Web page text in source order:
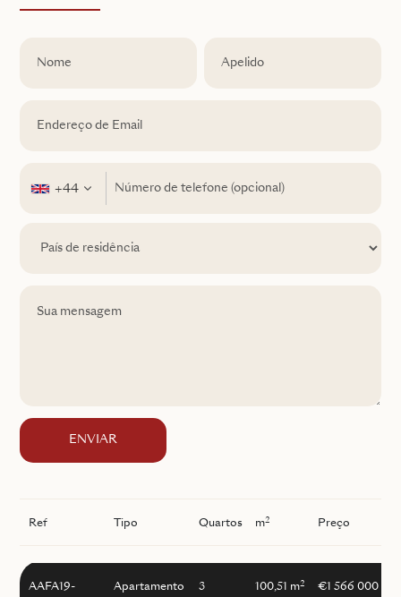
+44
ENVIAR
Ref Tipo Quartos m2 Preço
AAFA19- Apartamento 3 100,51 m2 €1 566 000